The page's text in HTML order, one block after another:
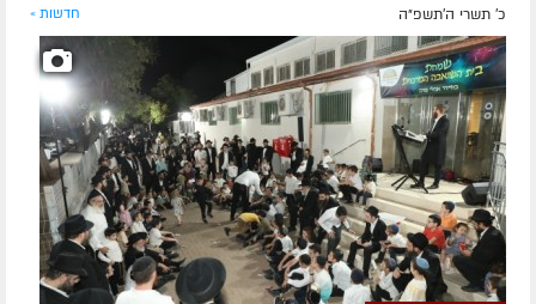
כ' תשרי ה׳תשפ״ה חדשות »